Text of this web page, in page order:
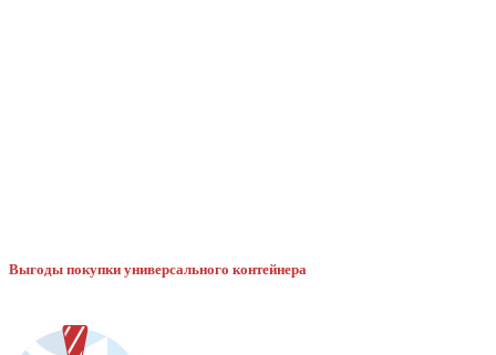
Выгоды покупки универсального контейнера